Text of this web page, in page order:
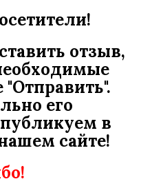
отзыв,
его
в
сайте!